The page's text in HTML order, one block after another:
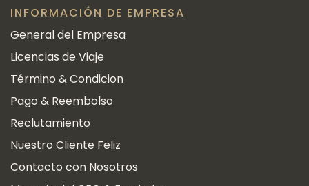
INFORMACIÓN DE EMPRESA
General del Empresa
Licencias de Viaje
Término & Condicion
Pago & Reembolso
Reclutamiento
Nuestro Cliente Feliz
Contacto con Nosotros